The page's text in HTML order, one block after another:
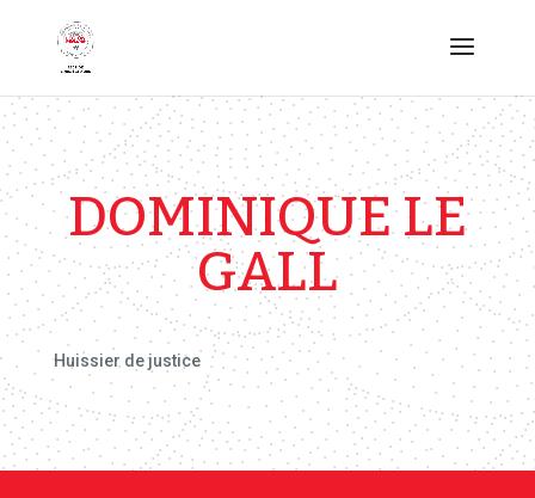
DOMINIQUE LE
GALL
Huissier de justice